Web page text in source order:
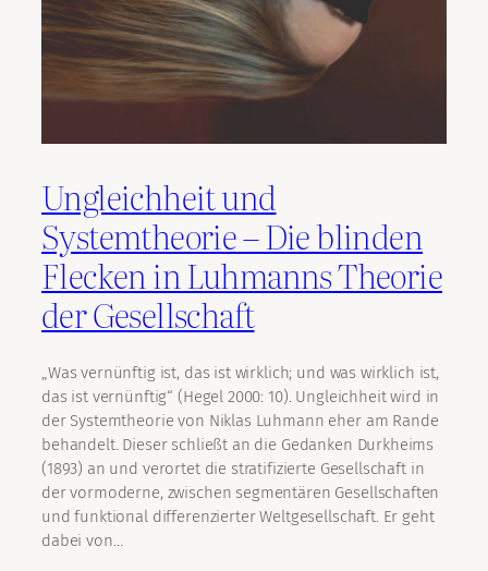
Ungleichheit und
Systemtheorie – Die blinden
Flecken in Luhmanns Theorie
der Gesellschaft
„Was vernünftig ist, das ist wirklich; und was wirklich ist,
das ist vernünftig“ (Hegel 2000: 10). Ungleichheit wird in
der Systemtheorie von Niklas Luhmann eher am Rande
behandelt. Dieser schließt an die Gedanken Durkheims
(1893) an und verortet die stratifizierte Gesellschaft in
der vormoderne, zwischen segmentären Gesellschaften
und funktional differenzierter Weltgesellschaft. Er geht
dabei von…